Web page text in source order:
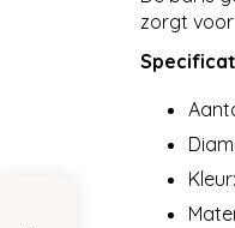
zorgt